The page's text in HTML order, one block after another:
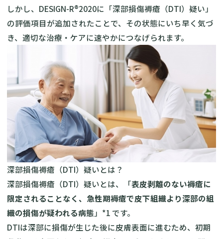
しかし、DESIGN-R®2020に「深部損傷褥瘡（DTI）疑い」
の評価項目が追加されたことで、その状態にいち早く気づ
き、適切な治療・ケアに速やかにつなげられます。
深部損傷褥瘡（DTI）疑いとは？
深部損傷褥瘡（DTI）疑いとは、「表皮剥離のない褥瘡に
限定されることなく、急性期褥瘡で皮下組織より深部の組
織の損傷が疑われる病態 」*1 です。
DTIは深部に損傷が生じた後に皮膚表面に進むため、初期